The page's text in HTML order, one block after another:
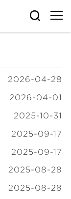
2026-04-28
2026-04-01
2025-10-31
2025-09-17
2025-09-17
2025-08-28
2025-08-28